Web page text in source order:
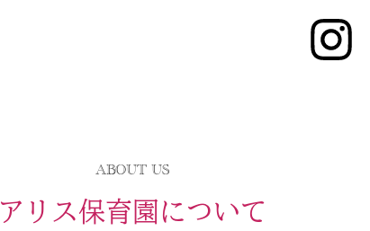
ABOUT US
アリス保育園について